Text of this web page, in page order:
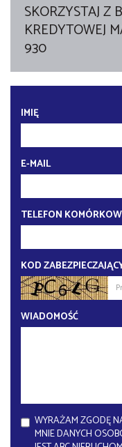
SKORZYSTAJ Z
KREDYTOWEJ
930
IMIĘ
E-MAIL
TELEFON
KOD
WIADOMOŚĆ
WYRAŻAM ZGODĘ
MNIE DANYCH